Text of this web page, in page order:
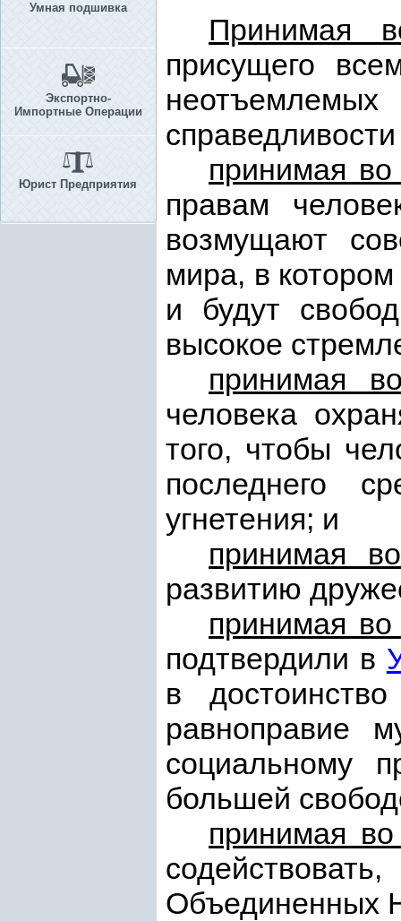
Умная подшивка
Экспортно-
Импортные Операции
Юрист Предприятия
Принимая
присущего
принимая
правам
возмущают
мира, в
и будут
высокое
принимая
человека
того, чтобы
последнего
угнетения; и
принимая
развитию
принимая
подтвердили в
в
равноправие
социальному
большей
принимая
Объединенных